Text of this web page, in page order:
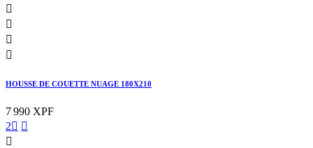




HOUSSE DE COUETTE NUAGE 180X210
7 990 XPF
2 
